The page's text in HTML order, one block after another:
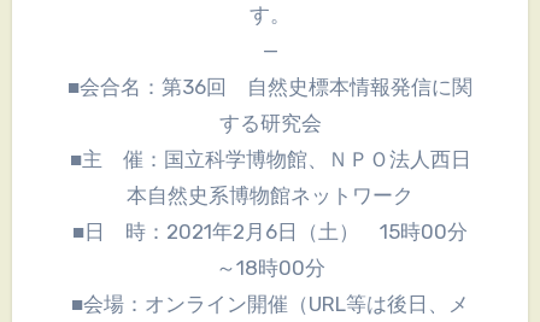
す。
—
■会合名：第36回 自然史標本情報発信に関
する研究会
■主 催：国立科学博物館、ＮＰＯ法人西日
本自然史系博物館ネットワーク
■日 時：2021年2月6日（土） 15時00分
～18時00分
■会場：オンライン開催（URL等は後日、メ